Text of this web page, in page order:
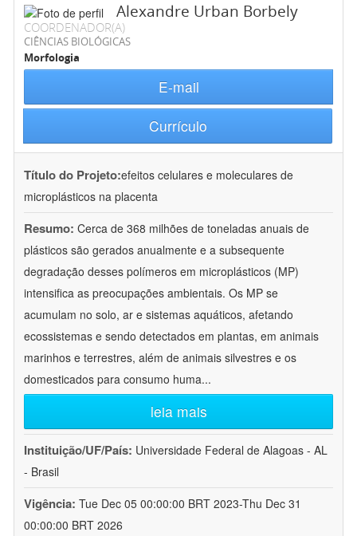
Alexandre Urban Borbely
COORDENADOR(A)
CIÊNCIAS BIOLÓGICAS
Morfologia
E-mail
Currículo
Título do Projeto:efeitos celulares e moleculares de
microplásticos na placenta
Resumo: Cerca de 368 milhões de toneladas anuais de
plásticos são gerados anualmente e a subsequente
degradação desses polímeros em microplásticos (MP)
intensifica as preocupações ambientais. Os MP se
acumulam no solo, ar e sistemas aquáticos, afetando
ecossistemas e sendo detectados em plantas, em animais
marinhos e terrestres, além de animais silvestres e os
domesticados para consumo huma...
leia mais
Instituição/UF/País: Universidade Federal de Alagoas - AL
- Brasil
Vigência: Tue Dec 05 00:00:00 BRT 2023-Thu Dec 31
00:00:00 BRT 2026